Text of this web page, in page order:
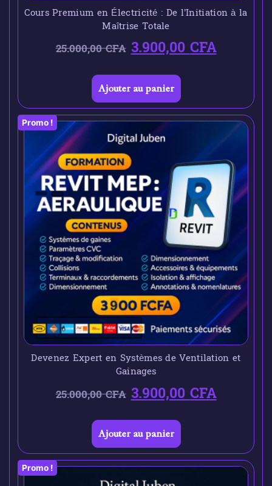
Cours Premium en Électricité : De l’Initiation à la
Maîtrise Totale
25.000,00CFA 3.900,00CFA
Ajouter au panier
Promo !
Devenez Expert en Systèmes de Ventilation et
Gainages
25.000,00CFA 3.900,00CFA
Ajouter au panier
Promo !